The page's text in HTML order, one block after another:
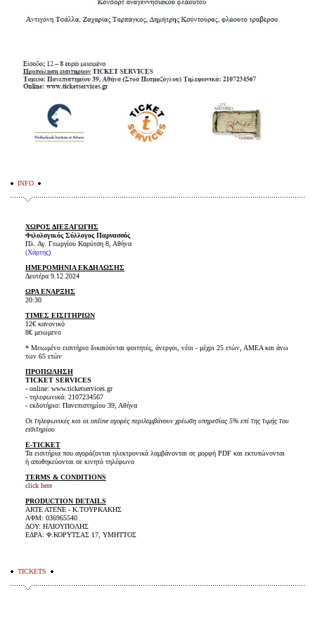
INFO
ΧΩΡΟΣ ΔΙΕΞΑΓΩΓΗΣ
Φιλολογικός Σύλλογος Παρνασσός
Πλ. Αγ. Γεωργίου Καρύτση 8, Αθήνα
(Χάρτης)
ΗΜΕΡΟΜΗΝΙΑ ΕΚΔΗΛΩΣΗΣ
Δευτέρα 9.12.2024
ΩΡΑ ΕΝΑΡΞΗΣ
20:30
ΤΙΜΕΣ ΕΙΣΙΤΗΡΙΩΝ
12€ κανονικό
8€ μειωμενο
* Μειωμένο εισιτήριο δικαιούνται φοιτητές, άνεργοι, νέοι - μέχρι 25 ετών, ΑΜΕΑ και άνω
των 65 ετών
ΠΡΟΠΩΛΗΣΗ
TICKET SERVICES
- online: www.ticketservices.gr
- τηλεφωνικά: 2107234567
- εκδοτήριο: Πανεπιστημίου 39, Αθήνα
Οι τηλεφωνικές και οι online αγορές περιλαμβάνουν χρέωση υπηρεσίας 5% επί της τιμής του
εισιτηρίου
E-TICKET
Τα εισιτήρια που αγοράζονται ηλεκτρονικά λαμβάνονται σε μορφή PDF και εκτυπώνονται
ή αποθηκεύονται σε κινητό τηλέφωνο
TERMS & CONDITIONS
click here
PRODUCTION DETAILS
ARTE ATENE - Κ.ΤΟΥΡΚΑΚΗΣ
ΑΦΜ: 036965540
ΔΟΥ: ΗΛΙΟΥΠΟΛΗΣ
ΕΔΡΑ: Φ.ΚΟΡΥΤΣΑΣ 17, ΥΜΗΤΤΟΣ
TICKETS